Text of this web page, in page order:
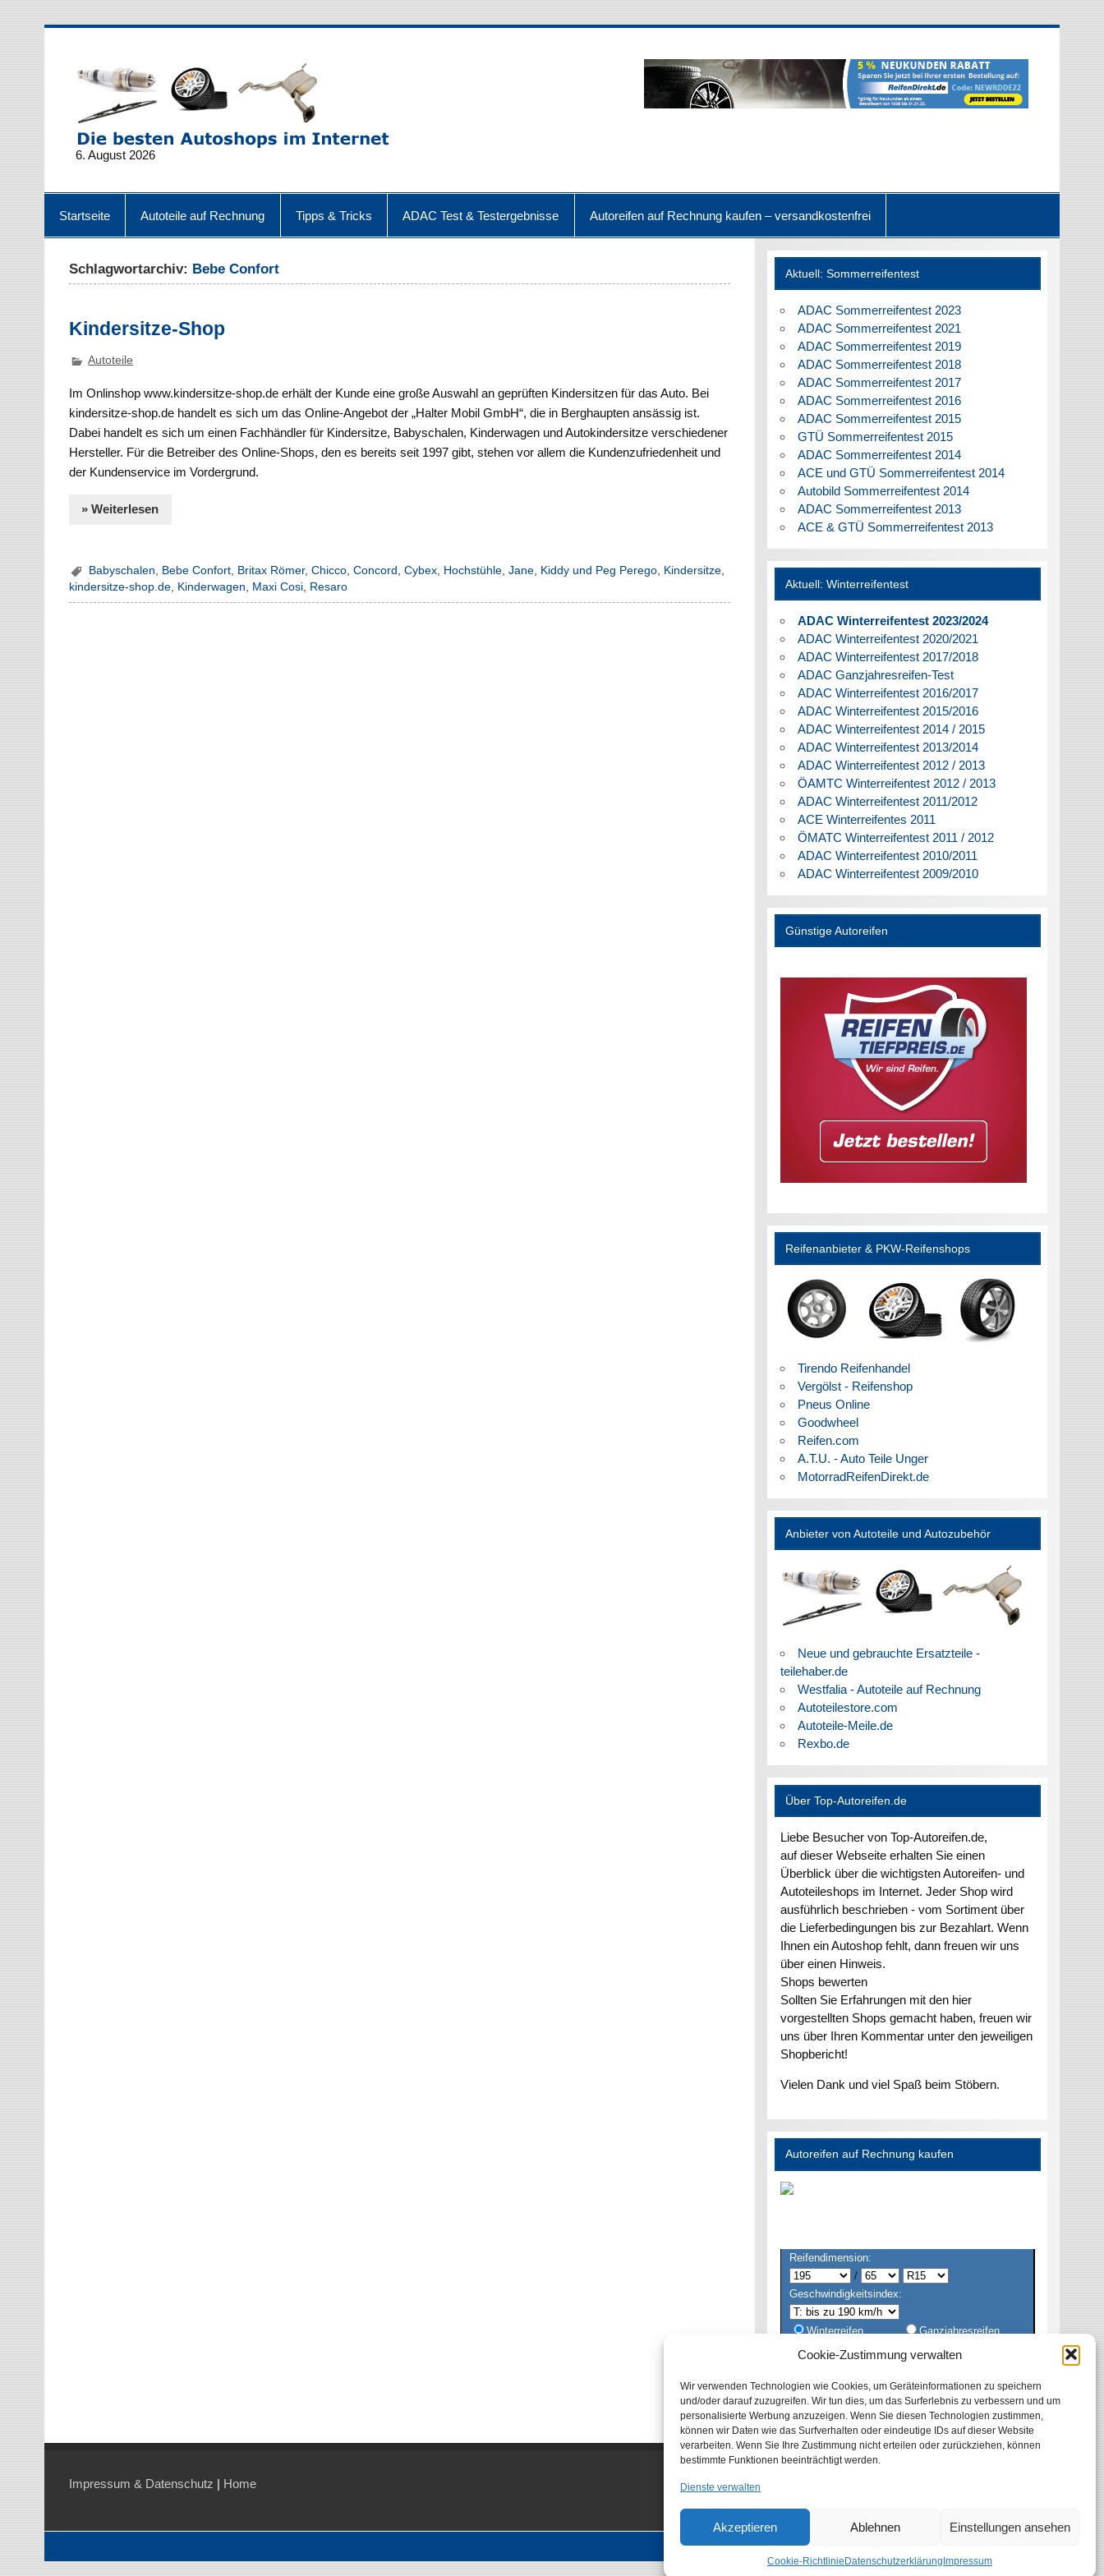
Cookie-Zustimmung verwalten
Wir verwenden Technologien wie Cookies, um Geräteinformationen zu speichern
und/oder darauf zuzugreifen. Wir tun dies, um das Surferlebnis zu verbessern und um
personalisierte Werbung anzuzeigen. Wenn Sie diesen Technologien zustimmen,
können wir Daten wie das Surfverhalten oder eindeutige IDs auf dieser Website
verarbeiten. Wenn Sie Ihre Zustimmung nicht erteilen oder zurückziehen, können
bestimmte Funktionen beeinträchtigt werden.
Dienste verwalten
Akzeptieren Ablehnen Einstellungen ansehen
Cookie-Richtlinie Datenschutzerklärung Impressum
6. August 2026
Startseite Autoteile auf Rechnung Tipps & Tricks ADAC Test & Testergebnisse Autoreifen auf Rechnung kaufen – versandkostenfrei
Schlagwortarchiv: Bebe Confort
Kindersitze-Shop
Autoteile
Im Onlinshop www.kindersitze-shop.de erhält der Kunde eine große Auswahl an geprüften Kindersitzen für das Auto. Bei
kindersitze-shop.de handelt es sich um das Online-Angebot der „Halter Mobil GmbH“, die in Berghaupten ansässig ist.
Dabei handelt es sich um einen Fachhändler für Kindersitze, Babyschalen, Kinderwagen und Autokindersitze verschiedener
Hersteller. Für die Betreiber des Online-Shops, den es bereits seit 1997 gibt, stehen vor allem die Kundenzufriedenheit und
der Kundenservice im Vordergrund.
» Weiterlesen
Babyschalen Bebe Confort Britax Römer,Chicco ,Concord ,Cybex Hochstühle ,Jane Kiddy und Peg Perego Kindersitze
kindersitze-shop.de, Kinderwagen, Maxi Cosi, Resaro
Aktuell: Sommerreifentest
ADAC Sommerreifentest 2023
ADAC Sommerreifentest 2021
ADAC Sommerreifentest 2019
ADAC Sommerreifentest 2018
ADAC Sommerreifentest 2017
ADAC Sommerreifentest 2016
ADAC Sommerreifentest 2015
GTÜ Sommerreifentest 2015
ADAC Sommerreifentest 2014
ACE und GTÜ Sommerreifentest 2014
Autobild Sommerreifentest 2014
ADAC Sommerreifentest 2013
ACE & GTÜ Sommerreifentest 2013
Aktuell: Winterreifentest
ADAC Winterreifentest 2023/2024
ADAC Winterreifentest 2020/2021
ADAC Winterreifentest 2017/2018
ADAC Ganzjahresreifen-Test
ADAC Winterreifentest 2016/2017
ADAC Winterreifentest 2015/2016
ADAC Winterreifentest 2014 / 2015
ADAC Winterreifentest 2013/2014
ADAC Winterreifentest 2012 / 2013
ÖAMTC Winterreifentest 2012 / 2013
ADAC Winterreifentest 2011/2012
ACE Winterreifentes 2011
ÖMATC Winterreifentest 2011 / 2012
ADAC Winterreifentest 2010/2011
ADAC Winterreifentest 2009/2010
Günstige Autoreifen
Reifenanbieter & PKW-Reifenshops
Tirendo Reifenhandel
Vergölst - Reifenshop
Pneus Online
Goodwheel
Reifen.com
A.T.U. - Auto Teile Unger
MotorradReifenDirekt.de
Anbieter von Autoteile und Autozubehör
Neue und gebrauchte Ersatzteile -
teilehaber.de
Westfalia - Autoteile auf Rechnung
Autoteilestore.com
Autoteile-Meile.de
Rexbo.de
Über Top-Autoreifen.de
Liebe Besucher von Top-Autoreifen.de,
auf dieser Webseite erhalten Sie einen
Überblick über die wichtigsten Autoreifen- und
Autoteileshops im Internet. Jeder Shop wird
ausführlich beschrieben - vom Sortiment über
die Lieferbedingungen bis zur Bezahlart. Wenn
Ihnen ein Autoshop fehlt, dann freuen wir uns
über einen Hinweis.
Shops bewerten
Sollten Sie Erfahrungen mit den hier
vorgestellten Shops gemacht haben, freuen wir
uns über Ihren Kommentar unter den jeweiligen
Shopbericht!
Vielen Dank und viel Spaß beim Stöbern.
Autoreifen auf Rechnung kaufen
Reifendimension:
/
Geschwindigkeitsindex:
Winterreifen
Ganzjahresreifen
Sommerreifen
Alle
Impressum & Datenschutz | Home